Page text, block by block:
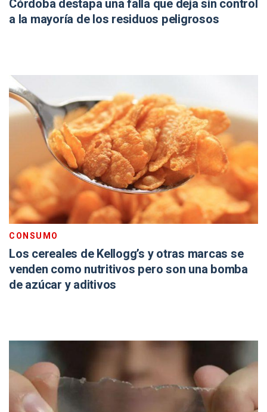
Córdoba destapa una falla que deja sin control
a la mayoría de los residuos peligrosos
CONSUMO
Los cereales de Kellogg’s y otras marcas se
venden como nutritivos pero son una bomba
de azúcar y aditivos